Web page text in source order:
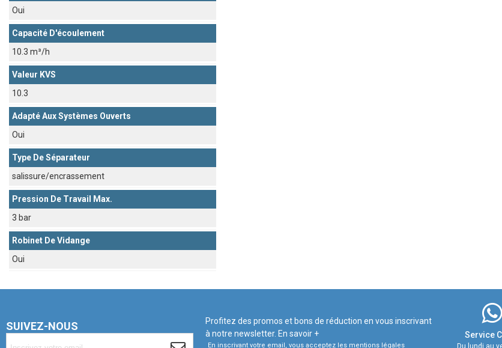
Oui
Capacité D'écoulement
10.3 m³/h
Valeur KVS
10.3
Adapté Aux Systèmes Ouverts
Oui
Type De Séparateur
salissure/encrassement
Pression De Travail Max.
3 bar
Robinet De Vidange
Oui
SUIVEZ-NOUS
Profitez des promos et bons de réduction en vous inscrivant
à notre newsletter.En savoir +
En inscrivant votre email, vous acceptez les mentions légales
Service
Du lundi au